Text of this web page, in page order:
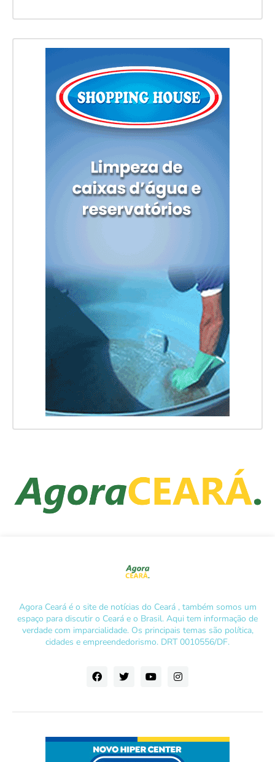
Agora Ceará é o site de notícias do Ceará , também somos um
espaço para discutir o Ceará e o Brasil. Aqui tem informação de
verdade com imparcialidade. Os principais temas são política,
cidades e empreendedorismo. DRT 0010556/DF.